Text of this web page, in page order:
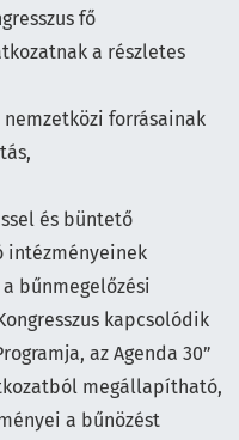
fő
a részletes
forrásainak
és büntető
intézményeinek
bűnmegelőzési
kapcsolódik
az Agenda 30”
megállapítható,
a bűnözést